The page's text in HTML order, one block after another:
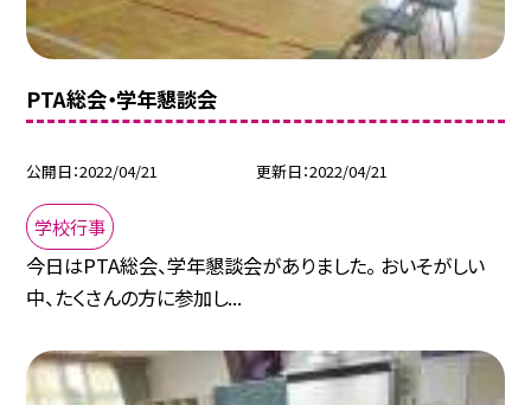
PTA総会・学年懇談会
公開日 2022/04/21 更新日 2022/04/21
学校行事
今日はPTA総会、学年懇談会がありました。 おいそがしい
中、たくさんの方に参加し...